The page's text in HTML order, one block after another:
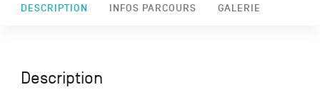
DESCRIPTION INFOS PARCOURS GALERIE
Description